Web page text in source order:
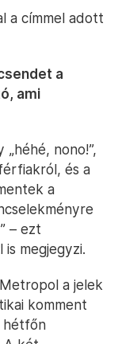
a címmel adott
a
ami
nono!”,
és a
a
– ezt
megjegyzi.
a jelek
komment
hétfőn